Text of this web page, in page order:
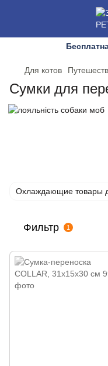
Для котов
Сумки для
Охлаждающие товары
Фильтр 1